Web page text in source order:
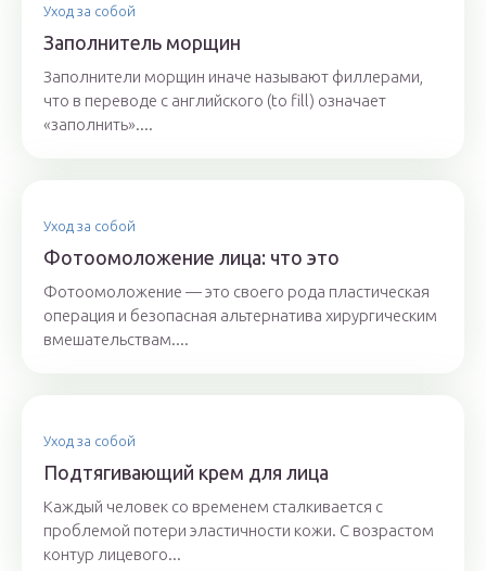
Уход за собой
Заполнитель морщин
Заполнители морщин иначе называют филлерами,
что в переводе с английского (to fill) означает
«заполнить»....
Уход за собой
Фотоомоложение лица: что это
Фотоомоложение — это своего рода пластическая
операция и безопасная альтернатива хирургическим
вмешательствам....
Уход за собой
Подтягивающий крем для лица
Каждый человек со временем сталкивается с
проблемой потери эластичности кожи. С возрастом
контур лицевого...